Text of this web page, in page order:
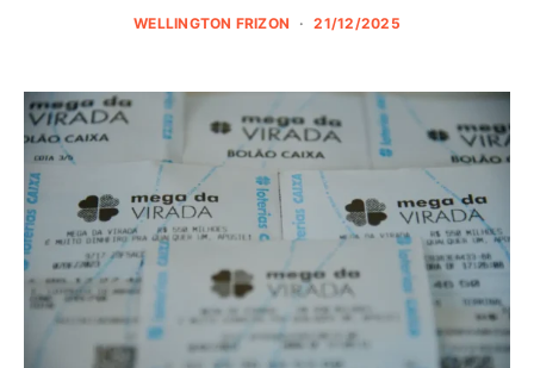
WELLINGTON FRIZON 21/12/2025